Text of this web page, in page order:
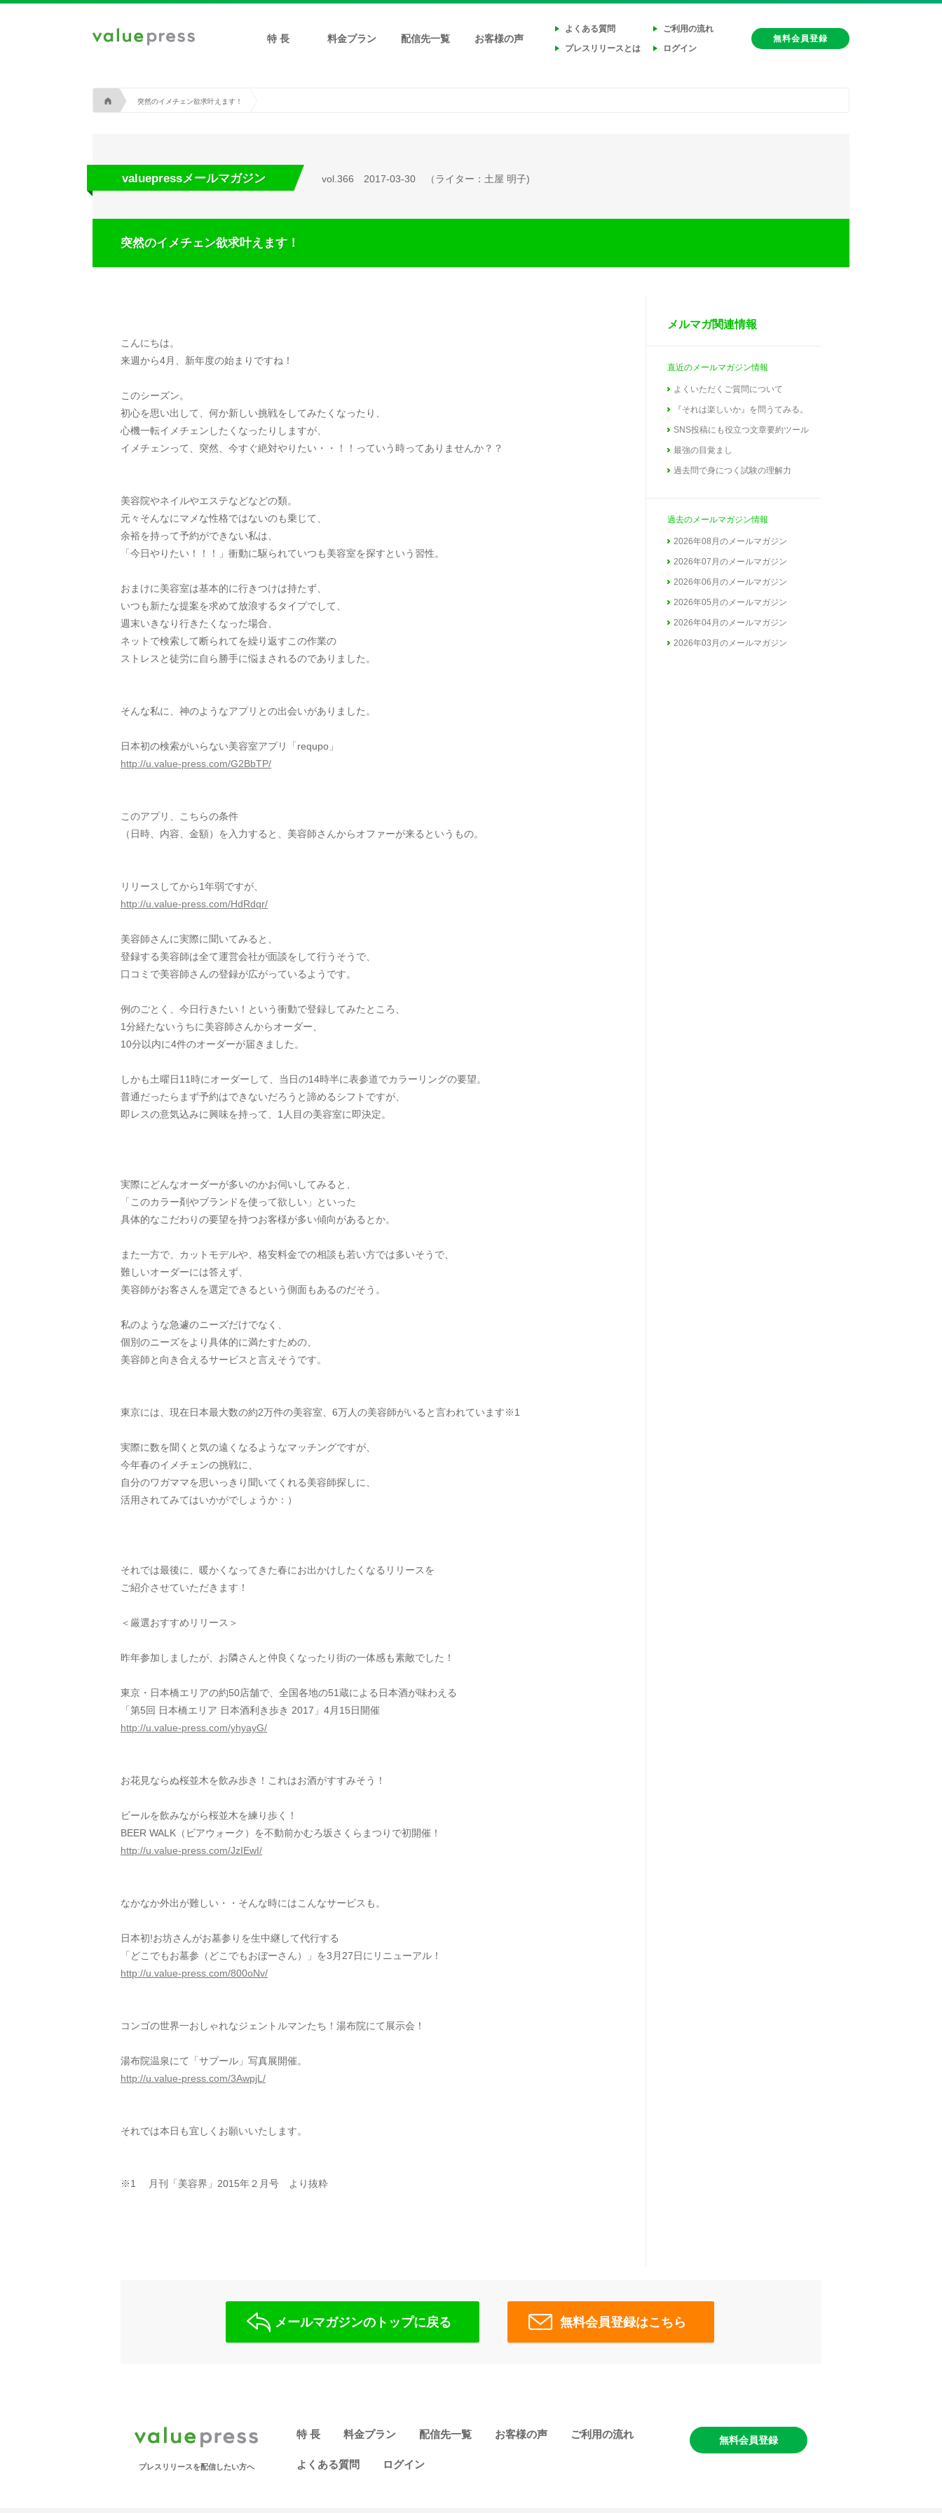
特 長 料金プラン 配信先一覧 お客様の声
よくある質問
ご利用の流れ
プレスリリースとは
ログイン
無料会員登録
A 突然のイメチェン欲求叶えます！
valuepressメールマガジン vol.366 2017-03-30 （ライター：土屋 明子)
突然のイメチェン欲求叶えます！
こんにちは。
来週から4月、新年度の始まりですね！
このシーズン。
初心を思い出して、何か新しい挑戦をしてみたくなったり、
心機一転イメチェンしたくなったりしますが、
イメチェンって、突然、今すぐ絶対やりたい・・！！っていう時ってありませんか？？
美容院やネイルやエステなどなどの類。
元々そんなにマメな性格ではないのも乗じて、
余裕を持って予約ができない私は、
「今日やりたい！！！」衝動に駆られていつも美容室を探すという習性。
おまけに美容室は基本的に行きつけは持たず、
いつも新たな提案を求めて放浪するタイプでして、
週末いきなり行きたくなった場合、
ネットで検索して断られてを繰り返すこの作業の
ストレスと徒労に自ら勝手に悩まされるのでありました。
そんな私に、神のようなアプリとの出会いがありました。
日本初の検索がいらない美容室アプリ「requpo」
http://u.value-press.com/G2BbTP/
このアプリ、こちらの条件
（日時、内容、金額）を入力すると、美容師さんからオファーが来るというもの。
リリースしてから1年弱ですが、
http://u.value-press.com/HdRdqr/
美容師さんに実際に聞いてみると、
登録する美容師は全て運営会社が面談をして行うそうで、
口コミで美容師さんの登録が広がっているようです。
例のごとく、今日行きたい！という衝動で登録してみたところ、
1分経たないうちに美容師さんからオーダー、
10分以内に4件のオーダーが届きました。
しかも土曜日11時にオーダーして、当日の14時半に表参道でカラーリングの要望。
普通だったらまず予約はできないだろうと諦めるシフトですが、
即レスの意気込みに興味を持って、1人目の美容室に即決定。
実際にどんなオーダーが多いのかお伺いしてみると、
「このカラー剤やブランドを使って欲しい」といった
具体的なこだわりの要望を持つお客様が多い傾向があるとか。
また一方で、カットモデルや、格安料金での相談も若い方では多いそうで、
難しいオーダーには答えず、
美容師がお客さんを選定できるという側面もあるのだそう。
私のような急遽のニーズだけでなく、
個別のニーズをより具体的に満たすための、
美容師と向き合えるサービスと言えそうです。
東京には、現在日本最大数の約2万件の美容室、6万人の美容師がいると言われています※1
実際に数を聞くと気の遠くなるようなマッチングですが、
今年春のイメチェンの挑戦に、
自分のワガママを思いっきり聞いてくれる美容師探しに、
活用されてみてはいかがでしょうか：）
それでは最後に、暖かくなってきた春にお出かけしたくなるリリースを
ご紹介させていただきます！
＜厳選おすすめリリース＞
昨年参加しましたが、お隣さんと仲良くなったり街の一体感も素敵でした！
東京・日本橋エリアの約50店舗で、全国各地の51蔵による日本酒が味わえる
「第5回 日本橋エリア 日本酒利き歩き 2017」4月15日開催
http://u.value-press.com/yhyayG/
お花見ならぬ桜並木を飲み歩き！これはお酒がすすみそう！
ビールを飲みながら桜並木を練り歩く！
BEER WALK（ビアウォーク）を不動前かむろ坂さくらまつりで初開催！
http://u.value-press.com/JzIEwI/
なかなか外出が難しい・・そんな時にはこんなサービスも。
日本初!お坊さんがお墓参りを生中継して代行する
「どこでもお墓参（どこでもおぼーさん）」を3月27日にリニューアル！
http://u.value-press.com/800oNv/
コンゴの世界一おしゃれなジェントルマンたち！湯布院にて展示会！
湯布院温泉にて「サプール」写真展開催。
http://u.value-press.com/3AwpjL/
それでは本日も宜しくお願いいたします。
※1 月刊「美容界」2015年２月号 より抜粋
メルマガ関連情報
直近のメールマガジン情報
よくいただくご質問について
『それは楽しいか』を問うてみる。
SNS投稿にも役立つ文章要約ツール
最強の目覚まし
過去問で身につく試験の理解力
過去のメールマガジン情報
2026年08月のメールマガジン
2026年07月のメールマガジン
2026年06月のメールマガジン
2026年05月のメールマガジン
2026年04月のメールマガジン
2026年03月のメールマガジン
メールマガジンのトップに戻る 無料会員登録はこちら
プレスリリースを配信したい方へ
特 長 料金プラン 配信先一覧 お客様の声 ご利用の流れ
よくある質問 ログイン
無料会員登録